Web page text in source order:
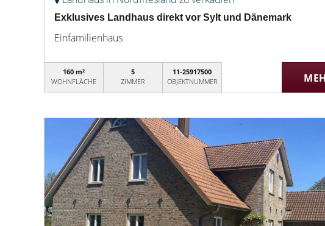
Exklusives Landhaus direkt vor Sylt und Dänemark
Einfamilienhaus
160 m²
WOHNFLÄCHE
5
ZIMMER
11-25917500
OBJEKTNUMMER